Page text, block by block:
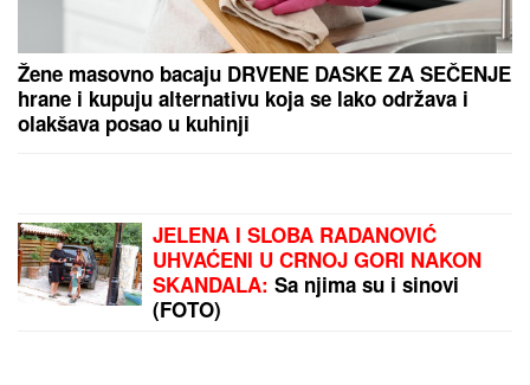
Srbija na udaru nevremena! Evo gde
se očekuje pravi potop i jaki
gromovi!